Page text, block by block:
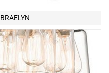
BRAELYN